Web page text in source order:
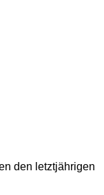
den letztjährigen